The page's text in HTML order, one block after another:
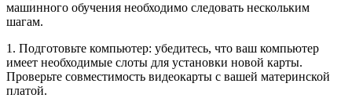
машинного обучения необходимо следовать нескольким
шагам.
1. Подготовьте компьютер: убедитесь, что ваш компьютер
имеет необходимые слоты для установки новой карты.
Проверьте совместимость видеокарты с вашей материнской
платой.